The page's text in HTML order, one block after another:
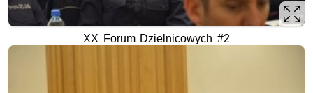
XX Forum Dzielnicowych #2